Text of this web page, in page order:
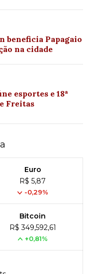
beneficia Papagaio
na cidade
esportes e 18ª
Freitas
Euro
R$ 5,87
-0,29%
Bitcoin
R$ 349,592,61
+0,81%